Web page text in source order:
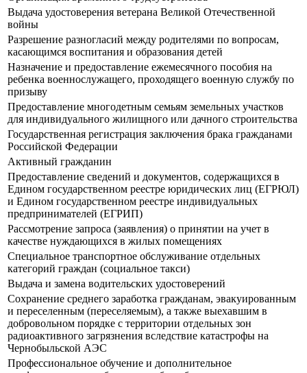
Выдача удостоверения ветерана Великой Отечественной
войны
Разрешение разногласий между родителями по вопросам,
касающимся воспитания и образования детей
Назначение и предоставление ежемесячного пособия на
ребенка военнослужащего, проходящего военную службу по
призыву
Предоставление многодетным семьям земельных участков
для индивидуального жилищного или дачного строительства
Государственная регистрация заключения брака гражданами
Российской Федерации
Активный гражданин
Предоставление сведений и документов, содержащихся в
Едином государственном реестре юридических лиц (ЕГРЮЛ)
и Едином государственном реестре индивидуальных
предпринимателей (ЕГРИП)
Рассмотрение запроса (заявления) о принятии на учет в
качестве нуждающихся в жилых помещениях
Специальное транспортное обслуживание отдельных
категорий граждан (социальное такси)
Выдача и замена водительских удостоверений
Сохранение среднего заработка гражданам, эвакуированным
и переселенным (переселяемым), а также выехавшим в
добровольном порядке с территории отдельных зон
радиоактивного загрязнения вследствие катастрофы на
Чернобыльской АЭС
Профессиональное обучение и дополнительное